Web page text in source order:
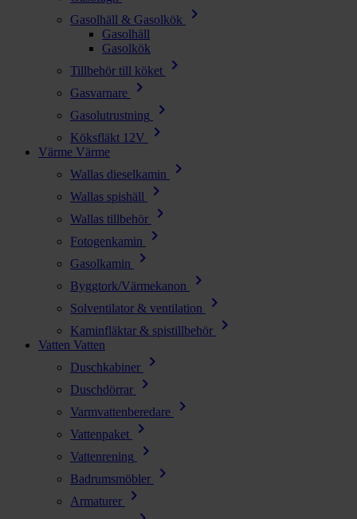
Gasolhäll & Gasolkök chevron_right
Gasolhäll
Gasolkök
Tillbehör till köket
chevron_right
Gasvarnare chevron_right
Gasolutrustning chevron_right
Köksfläkt 12V chevron_right
Värme Värme
Wallas dieselkamin
chevron_right
Wallas spishäll chevron_right
Wallas tillbehör chevron_right
Fotogenkamin chevron_right
Gasolkamin chevron_right
Byggtork/Värmekanon chevron_right
Solventilator & ventilation chevron_right
Kaminfläktar & spistillbehör chevron_right
Vatten Vatten
Duschkabiner
chevron_right
Duschdörrar chevron_right
Varmvattenberedare chevron_right
Vattenpaket chevron_right
Vattenrening chevron_right
Badrumsmöbler chevron_right
Armaturer chevron_right